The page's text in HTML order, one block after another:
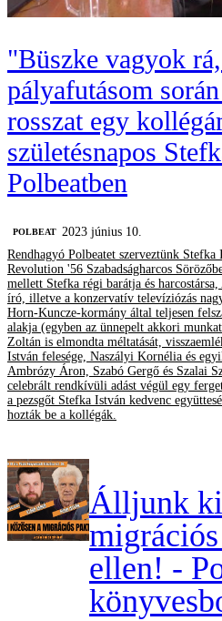
"Büszke vagyok
pályafutásom
rosszat egy
születésnapos
Polbeatben
‎POLBEAT 2023 június 10.
Rendhagyó Polbeatet szerveztünk Stefka
Revolution '56 Szabadságharcos
mellett Stefka régi barátja és
író, illetve a konzervatív televíziózás
Horn-Kuncze-kormány által teljesen
alakja (egyben az ünnepelt akkori
Zoltán is elmondta méltatását,
István felesége, Naszályi Kornélia és
Ambrózy Áron, Szabó Gergő és Szalai
celebrált rendkívüli adást végül egy
a pezsgőt Stefka István kedvenc
hozták be a kollégák.
Álljunk ki
ellen! -